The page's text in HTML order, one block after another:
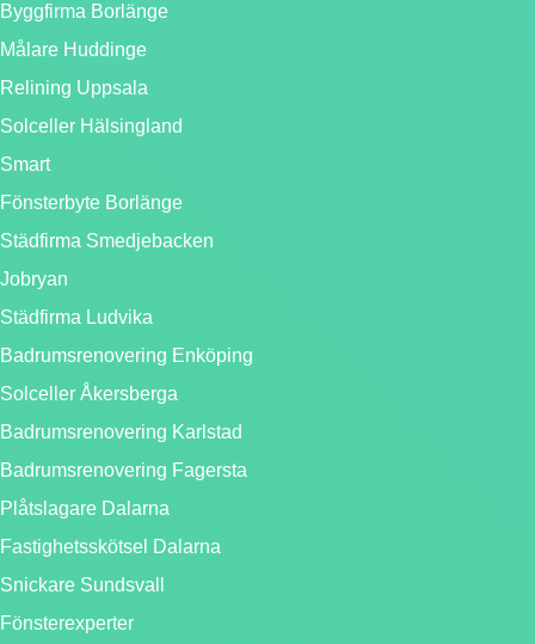
Byggfirma Borlänge
Målare Huddinge
Relining Uppsala
Solceller Hälsingland
Smart
Fönsterbyte Borlänge
Städfirma Smedjebacken
Jobryan
Städfirma Ludvika
Badrumsrenovering Enköping
Solceller Åkersberga
Badrumsrenovering Karlstad
Badrumsrenovering Fagersta
Plåtslagare Dalarna
Fastighetsskötsel Dalarna
Snickare Sundsvall
Fönsterexperter